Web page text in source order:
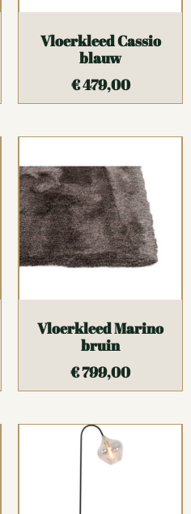
Vloerkleed Cassio
blauw
€479,00
Vloerkleed Marino
bruin
€799,00